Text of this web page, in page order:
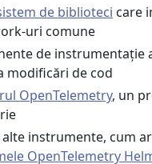
de biblioteci care
uri comune
de instrumentație
modificări de cod
OpenTelemetry, un
alte instrumente, cum
OpenTelemetry